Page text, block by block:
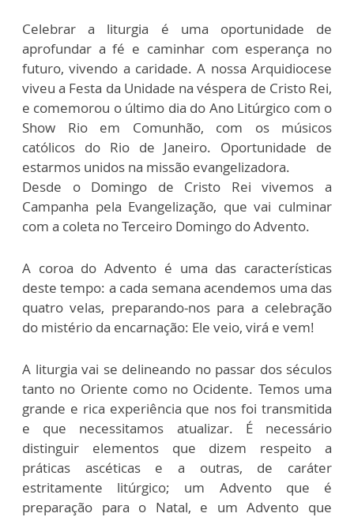
Celebrar a liturgia é uma oportunidade de
aprofundar a fé e caminhar com esperança no
futuro, vivendo a caridade. A nossa Arquidiocese
viveu a Festa da Unidade na véspera de Cristo Rei,
e comemorou o último dia do Ano Litúrgico com o
Show Rio em Comunhão, com os músicos
católicos do Rio de Janeiro. Oportunidade de
estarmos unidos na missão evangelizadora.
Desde o Domingo de Cristo Rei vivemos a
Campanha pela Evangelização, que vai culminar
com a coleta no Terceiro Domingo do Advento.
A coroa do Advento é uma das características
deste tempo: a cada semana acendemos uma das
quatro velas, preparando-nos para a celebração
do mistério da encarnação: Ele veio, virá e vem!
A liturgia vai se delineando no passar dos séculos
tanto no Oriente como no Ocidente. Temos uma
grande e rica experiência que nos foi transmitida
e que necessitamos atualizar. É necessário
distinguir elementos que dizem respeito a
práticas ascéticas e a outras, de caráter
estritamente litúrgico; um Advento que é
preparação para o Natal, e um Advento que